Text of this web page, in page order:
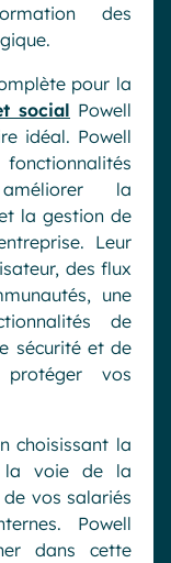
des
pour la
social Powell
idéal. Powell
la
la gestion de
Leur
des flux
une
de
sécurité et de
vos
choisissant la
la voie de la
vos salariés
Powell
dans cette